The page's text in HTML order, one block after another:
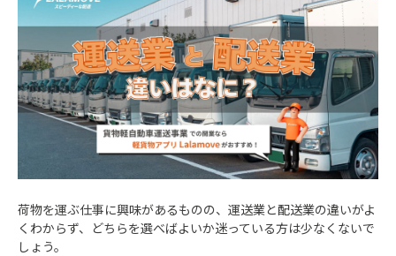
荷物を運ぶ仕事に興味があるものの、運送業と配送業の違いがよ
くわからず、どちらを選べばよいか迷っている方は少なくないで
しょう。